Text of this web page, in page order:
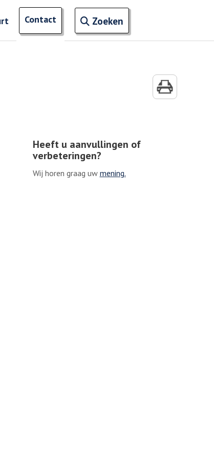
Contact ZoekenOpen zoekveld
ingevoerde termen
Heeft u aanvullingen of
verbeteringen?
Wij horen graag uw mening.